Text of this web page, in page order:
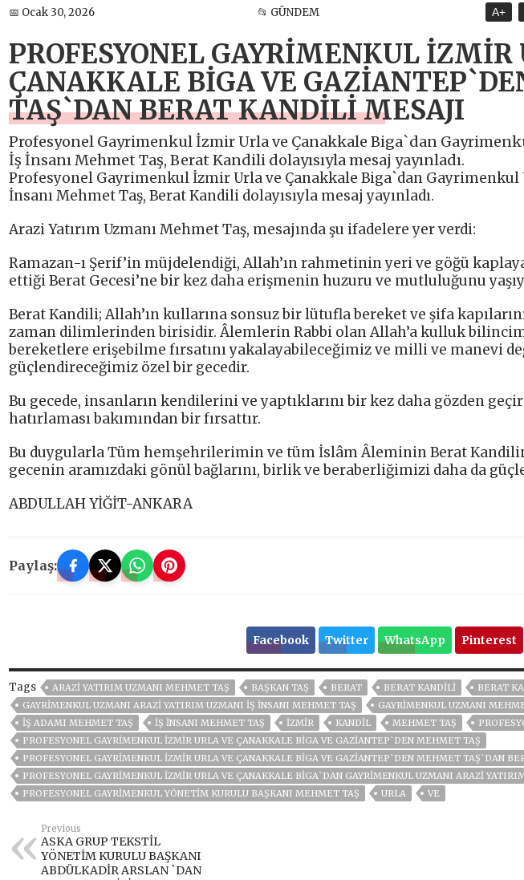
📅 Ocak 30, 2026 📂 GÜNDEM A+
PROFESYONEL GAYRİMENKUL İZMİR
ÇANAKKALE BİGA VE
TAŞ`DAN BERAT KANDİLİ MESAJI
Profesyonel Gayrimenkul İzmir Urla ve Çanakkale Biga`dan
İş İnsanı Mehmet Taş, Berat Kandili dolayısıyla mesaj yayınladı.
Profesyonel Gayrimenkul İzmir Urla ve Çanakkale Biga`dan Gayrimenkul
İnsanı Mehmet Taş, Berat Kandili dolayısıyla mesaj yayınladı.
Arazi Yatırım Uzmanı Mehmet Taş, mesajında şu ifadelere yer verdi:
Ramazan-ı Şerif’in müjdelendiği, Allah’ın rahmetinin yeri ve göğü
ettiği Berat Gecesi’ne bir kez daha erişmenin huzuru ve mutluluğunu
Berat Kandili; Allah’ın kullarına sonsuz bir lütufla bereket ve şifa
zaman dilimlerinden birisidir. Âlemlerin Rabbi olan Allah’a kulluk
bereketlere erişebilme fırsatını yakalayabileceğimiz ve milli ve manevi
güçlendireceğimiz özel bir gecedir.
Bu gecede, insanların kendilerini ve yaptıklarını bir kez daha gözden
hatırlaması bakımından bir fırsattır.
Bu duygularla Tüm hemşehrilerimin ve tüm İslâm Âleminin Berat
gecenin aramızdaki gönül bağlarını, birlik ve beraberliğimizi daha da
ABDULLAH YİĞİT-ANKARA
Paylaş:
Facebook Twitter WhatsApp Pinterest
Tags ARAZI YATIRIM UZMANI MEHMET TAŞ BAŞKAN TAŞ BERAT BERAT KANDILI BERAT
GAYRIMENKUL UZMANI ARAZI YATIRIM UZMANI İŞ İNSANI MEHMET TAŞ
GAYRIMENKUL UZMANI
İŞ ADAMI MEHMET TAŞ
IŞ INSANI MEHMET TAŞ İZMIR KANDIL MEHMET TAŞ
PROFESYONEL GAYRİMENKUL İZMİR URLA VE ÇANAKKALE BİGA VE GAZİANTEP`DEN MEHMET TAŞ
PROFESYONEL GAYRİMENKUL İZMİR URLA VE ÇANAKKALE BİGA VE GAZİANTEP`DEN MEHMET TAŞ`DAN
PROFESYONEL GAYRIMENKUL İZMIR URLA VE ÇANAKKALE BIGA`DAN GAYRIMENKUL UZMANI ARAZI
PROFESYONEL GAYRİMENKUL YÖNETIM KURULU BAŞKANI MEHMET TAŞ
URLA VE
Previous
ASKA GRUP TEKSTİL
YÖNETİM KURULU BAŞKANI
ABDÜLKADİR ARSLAN `DAN